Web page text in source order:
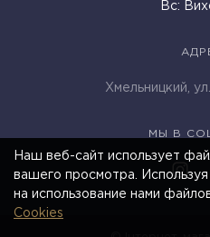
Вс:
Хмельницкий,
МЫ В
Наш веб-сайт использует
вашего просмотра.
на использование нами
Cookies